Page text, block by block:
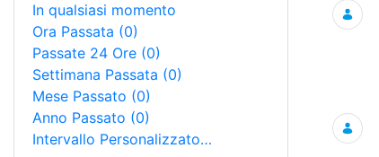
In qualsiasi momento
Ora Passata (0)
Passate 24 Ore (0)
Settimana Passata (0)
Mese Passato (0)
Anno Passato (0)
Intervallo Personalizzato…